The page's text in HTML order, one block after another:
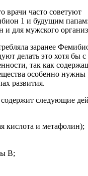
врачи часто советуют
1 и будущим
и для мужского
заранее
делать это хотя бы
так как
особенно нужны
развития.
следующие
кислота и метафолин);
В;